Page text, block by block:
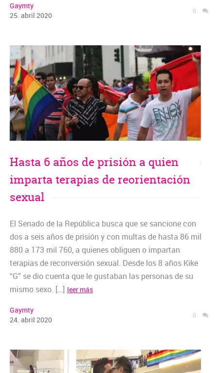
Gaymty
25 abril 2020 0
Hasta 6 años de prisión a quien
imparta terapias de reorientación
sexual
El Senado de la República busca que se sancione con
dos a seis años de prisión y con multas de hasta 86 mil
880 a 173 mil 760, a quienes obliguen o impartan
terapias de reconversión sexual. ​Desde los 8 años Kike
“G” se dio cuenta que le gustaban las personas de su
mismo sexo. […] leer más
Gaymty
24. abril 2020 0